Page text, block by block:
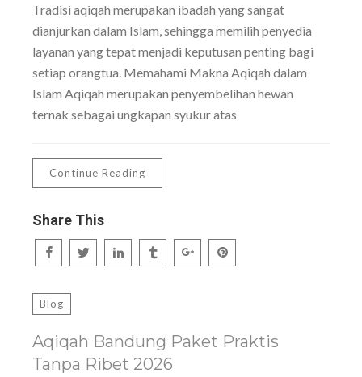
Tradisi aqiqah merupakan ibadah yang sangat
dianjurkan dalam Islam, sehingga memilih penyedia
layanan yang tepat menjadi keputusan penting bagi
setiap orangtua. Memahami Makna Aqiqah dalam
Islam Aqiqah merupakan penyembelihan hewan
ternak sebagai ungkapan syukur atas
Continue Reading
Share This
Blog
Aqiqah Bandung Paket Praktis
Tanpa Ribet 2026